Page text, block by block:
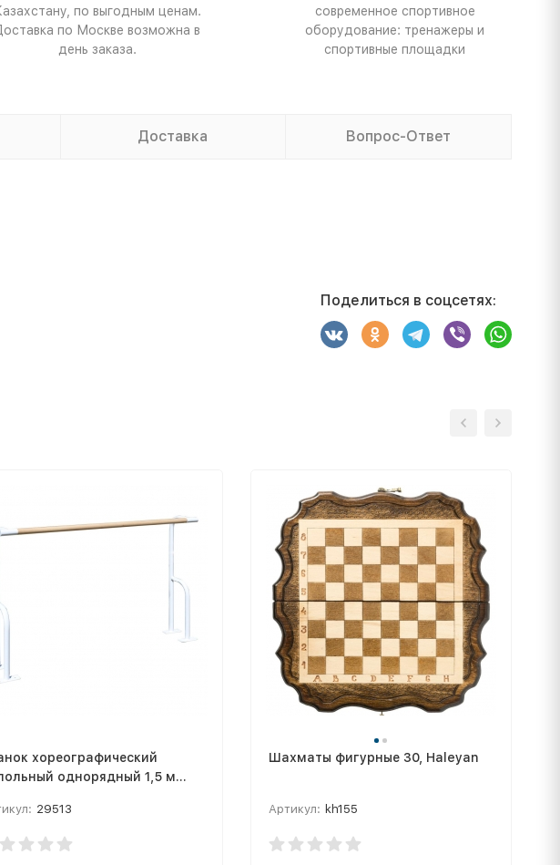
по выгодным ценам.
по Москве возможна в
день заказа.
современное спортивное
оборудование: тренажеры и
спортивные площадки
Доставка Вопрос-Ответ
Поделиться в соцсетях:
хореографический
однорядный 1,5 м
29513
Шахматы фигурные 30, Haleyan
Артикул: kh155